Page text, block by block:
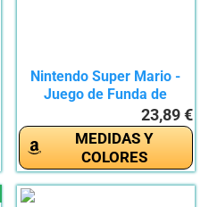
Nintendo Super Mario -
Juego de Funda de
23,89 €
MEDIDAS Y
COLORES